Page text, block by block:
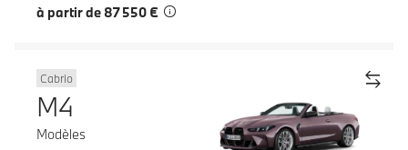
à partir de 87 550 €
Cabrio
M4
Modèles